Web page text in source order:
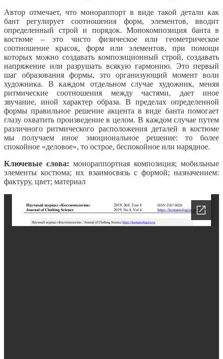
Автор отмечает, что монораппорт в виде такой детали как
бант регулирует соотношения форм, элементов, вводит
определенный строй и порядок. Монокомпозиция банта в
костюме – это чисто физическое или геометрическое
соотношение красок, форм или элементов, при помощи
которых можно создавать композиционный строй, создавать
напряжение или разрушать всякую гармонию. Это первый
шаг образования формы, это организующий момент воли
художника. В каждом отдельном случае художник, меняя
ритмические соотношения между частями, дает иное
звучание, иной характер образа. В пределах определенной
формы правильное решение акцента в виде банта помогает
глазу охватить произведение в целом. В каждом случае путем
различного ритмического расположения деталей в костюме
мы получаем иное эмоциональное решение: то более
спокойное «деловое», то острое, беспокойное или нарядное.
Ключевые слова: монораппортная композиция; мобильные
элементы костюма; их взаимосвязь с формой; назначением:
фактуру, цвет; материал